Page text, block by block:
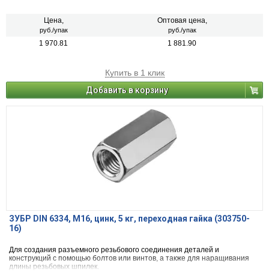
Цена,
руб./упак
Оптовая цена,
руб./упак
1 970.81 1 881.90
Купить в 1 клик
Добавить в корзину
ЗУБР DIN 6334, M16, цинк, 5 кг, переходная гайка (303750-
16)
Для создания разъемного резьбового соединения деталей и
конструкций с помощью болтов или винтов, а также для наращивания
длины резьбовых шпилек.